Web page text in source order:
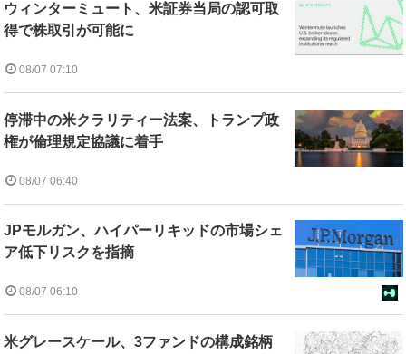
ウィンターミュート、米証券当局の認可取
得で株取引が可能に
08/07 07:10
停滞中の米クラリティー法案、トランプ政
権が倫理規定協議に着手
08/07 06:40
JPモルガン、ハイパーリキッドの市場シェ
ア低下リスクを指摘
08/07 06:10
米グレースケール、3ファンドの構成銘柄